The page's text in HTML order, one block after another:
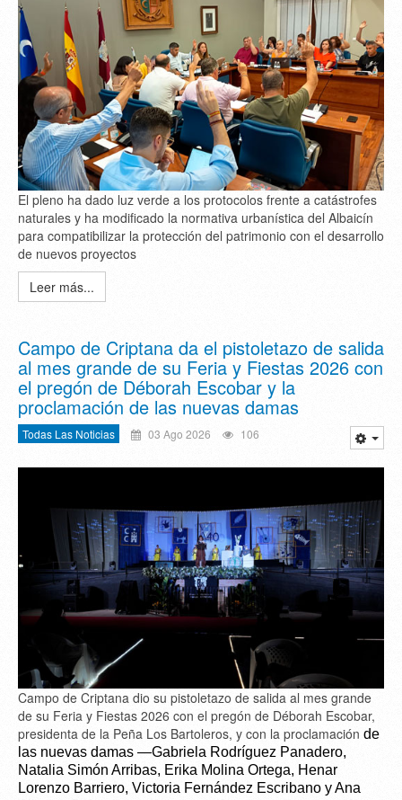
El pleno ha dado luz verde a los protocolos frente a catástrofes
naturales y ha modificado la normativa urbanística del Albaicín
para compatibilizar la protección del patrimonio con el desarrollo
de nuevos proyectos
Leer más...
Campo de Criptana da el pistoletazo de salida
al mes grande de su Feria y Fiestas 2026 con
el pregón de Déborah Escobar y la
proclamación de las nuevas damas
Todas Las Noticias 03 Ago 2026 106
Campo de Criptana dio su pistoletazo de salida al mes grande
de su Feria y Fiestas 2026 con el pregón de Déborah Escobar,
presidenta de la Peña Los Bartoleros, y con la proclamación de
las nuevas damas —Gabriela Rodríguez Panadero,
Natalia Simón Arribas, Erika Molina Ortega, Henar
Lorenzo Barriero, Victoria Fernández Escribano y Ana